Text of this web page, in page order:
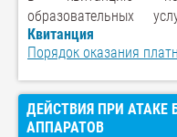
образовательных
Квитанция
Порядок оказания
ДЕЙСТВИЯ ПРИ АТАКЕ
АППАРАТОВ